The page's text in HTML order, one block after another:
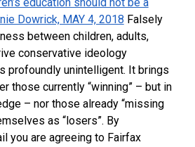
Dowrick, MAY 4, 2018 Falsely
between children, adults,
conservative ideology
profoundly unintelligent. It brings
those currently “winning” – but in
– nor those already “missing
as “losers”. By
you are agreeing to Fairfax